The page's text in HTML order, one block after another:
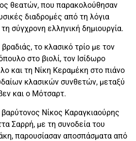
θεατών, που παρακολούθησαν
διαδρομές από τη λόγια
σύγχρονη ελληνική δημιουργία.
το κλασικό τρίο με τον
στο βιολί, τον Ισίδωρο
και τη Νίκη Κεραμέκη στο πιάνο
κλασικών συνθετών, μεταξύ
και ο Μότσαρτ.
Νίκος Καραγκιαούρης
Σαρρή, με τη συνοδεία του
παρουσίασαν αποσπάσματα από